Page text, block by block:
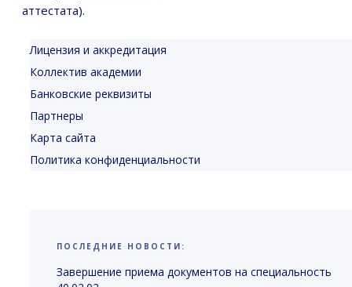
аттестата).
Лицензия и аккредитация
Коллектив академии
Банковские реквизиты
Партнеры
Карта сайта
Политика конфиденциальности
ПОСЛЕДНИЕ НОВОСТИ:
Завершение приема документов на специальность